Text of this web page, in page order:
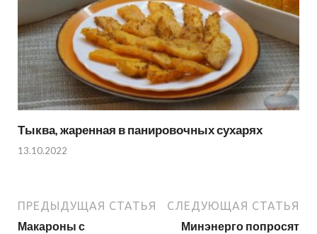
Тыква, жаренная в панировочных сухарях
13.10.2022
ПРЕДЫДУЩАЯ СТАТЬЯ
Макароны с
СЛЕДУЮЩАЯ СТАТЬЯ
Минэнерго попросят